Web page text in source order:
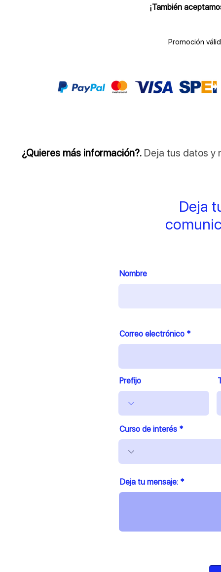
¡También
Promoción
¿Quieres más información?. Deja tus datos y
Deja
Nombre
Correo electrónico
Prefijo
Curso de interés
Deja tu mensaje: